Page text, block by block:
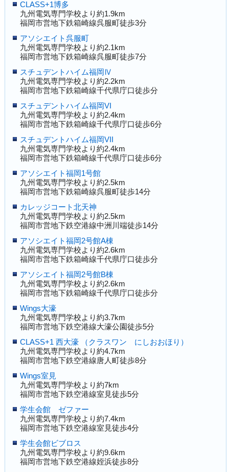
CLASS+1博多
九州電気専門学校より約1.9km
福岡市営地下鉄箱崎線呉服町徒歩3分
アソシエイト呉服町
九州電気専門学校より約2.1km
福岡市営地下鉄箱崎線呉服町徒歩7分
スチュデントハイム福岡Ⅳ
九州電気専門学校より約2.2km
福岡市営地下鉄箱崎線千代県庁口徒歩分
スチュデントハイム福岡VI
九州電気専門学校より約2.4km
福岡市営地下鉄箱崎線千代県庁口徒歩6分
スチュデントハイム福岡VII
九州電気専門学校より約2.4km
福岡市営地下鉄箱崎線千代県庁口徒歩6分
アソシエイト福岡1号館
九州電気専門学校より約2.5km
福岡市営地下鉄箱崎線呉服町徒歩14分
カレッジコート北天神
九州電気専門学校より約2.5km
福岡市営地下鉄空港線中洲川端徒歩14分
アソシエイト福岡2号館A棟
九州電気専門学校より約2.6km
福岡市営地下鉄箱崎線千代県庁口徒歩分
アソシエイト福岡2号館B棟
九州電気専門学校より約2.6km
福岡市営地下鉄箱崎線千代県庁口徒歩分
Wings大濠
九州電気専門学校より約3.7km
福岡市営地下鉄空港線大濠公園徒歩5分
CLASS+1 西大濠 （クラスワン にしおおほり）
九州電気専門学校より約4.7km
福岡市営地下鉄空港線唐人町徒歩8分
Wings室見
九州電気専門学校より約7km
福岡市営地下鉄空港線室見徒歩5分
学生会館 ゼファー
九州電気専門学校より約7.4km
福岡市営地下鉄空港線室見徒歩4分
学生会館ビブロス
九州電気専門学校より約9.6km
福岡市営地下鉄空港線姪浜徒歩8分